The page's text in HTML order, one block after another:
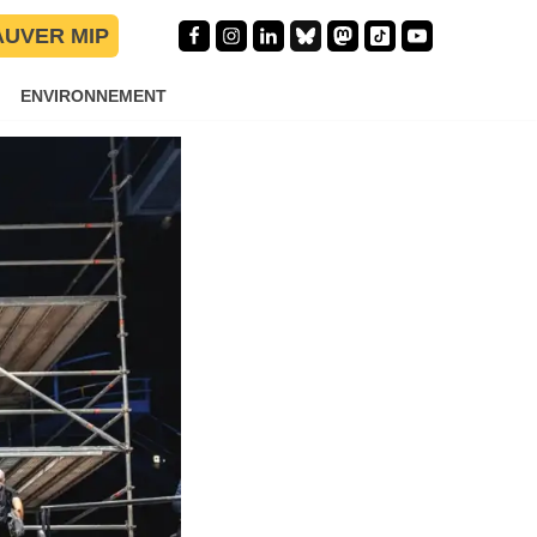
MIP
ENVIRONNEMENT